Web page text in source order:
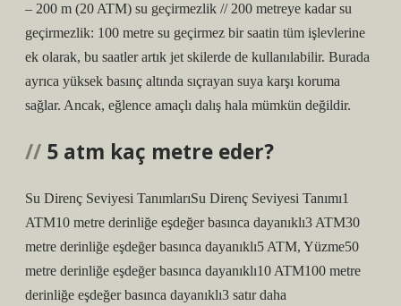
– 200 m (20 ATM) su geçirmezlik // 200 metreye kadar su
geçirmezlik: 100 metre su geçirmez bir saatin tüm işlevlerine
ek olarak, bu saatler artık jet skilerde de kullanılabilir. Burada
ayrıca yüksek basınç altında sıçrayan suya karşı koruma
sağlar. Ancak, eğlence amaçlı dalış hala mümkün değildir.
5 atm kaç metre eder?
Su Direnç Seviyesi TanımlarıSu Direnç Seviyesi Tanımı1
ATM10 metre derinliğe eşdeğer basınca dayanıklı3 ATM30
metre derinliğe eşdeğer basınca dayanıklı5 ATM, Yüzme50
metre derinliğe eşdeğer basınca dayanıklı10 ATM100 metre
derinliğe eşdeğer basınca dayanıklı3 satır daha